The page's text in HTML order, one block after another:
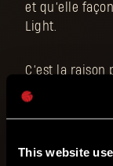
This website
et qu’elle
Light.
C’est la
juin la version
communauté
faisant savoir